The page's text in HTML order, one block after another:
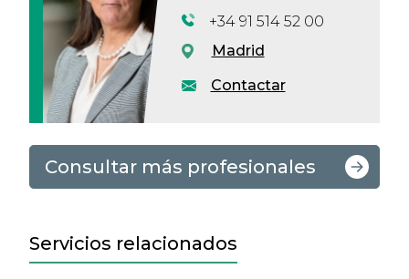
Contactar
+34 91 514 52 00
Madrid
Consultar más profesionales
Servicios relacionados